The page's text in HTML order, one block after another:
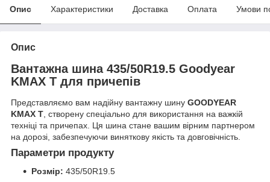
Опис Характеристики Доставка Оплата Умови
Опис
Вантажна шина 435/50R19.5 Goodyear
KMAX T для причепів
Представляємо вам надійну вантажну шину GOODYEAR
KMAX T, створену спеціально для використання на важкій
техніці та причепах. Ця шина стане вашим вірним партнером
на дорозі, забезпечуючи виняткову якість та довговічність.
Параметри продукту
Розмір: 435/50R19.5